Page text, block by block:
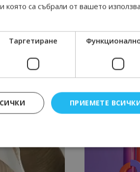
са събрали от вашето
Таргетиране
ПРИЕМЕТЕ
Таргетиране